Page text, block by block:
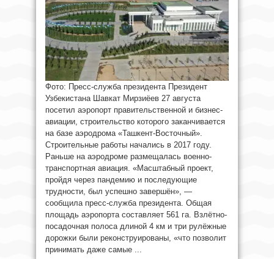
Фото: Пресс-служба президента Президент
Узбекистана Шавкат Мирзиёев 27 августа
посетил аэропорт правительственной и бизнес-
авиации, строительство которого заканчивается
на базе аэродрома «Ташкент-Восточный».
Строительные работы начались в 2017 году.
Раньше на аэродроме размещалась военно-
транспортная авиация. «Масштабный проект,
пройдя через пандемию и последующие
трудности, был успешно завершён», —
сообщила пресс-служба президента. Общая
площадь аэропорта составляет 561 га. Взлётно-
посадочная полоса длиной 4 км и три рулёжные
дорожки были реконструированы, «что позволит
принимать даже самые ...